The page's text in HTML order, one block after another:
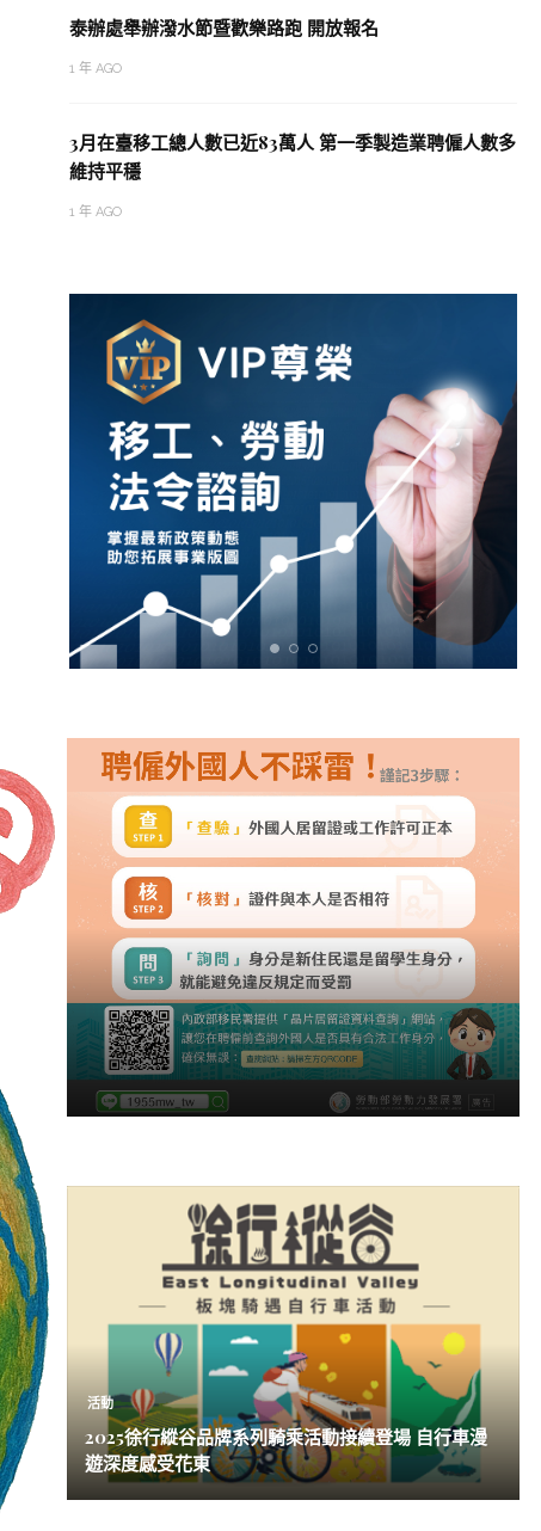
泰辦處舉辦潑水節暨歡樂路跑 開放報名
1 年 AGO
3月在臺移工總人數已近83萬人 第一季製造業聘僱人數多
維持平穩
1 年 AGO
活動
2025徐行縱谷品牌系列騎乘活動接續登場 自行車漫
遊深度感受花東